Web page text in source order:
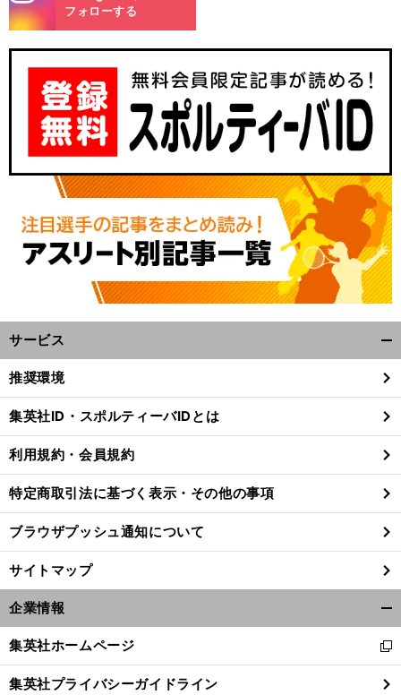
、・経
前
m
フォローする
サービス
閉
る
推奨環境
集英社ID・スポルティーバIDとは
利用規約・会員規約
特定商取引法に基づく表示・その他の事項
ブラウザプッシュ通知について
サイトマップ
企業情報
閉
集英社ホームページ
新
し
い
集英社プライバシーガイドライン